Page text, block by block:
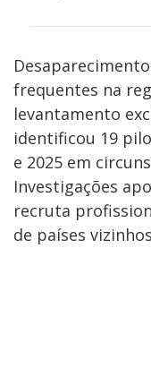
frequentes na
levantamento
identificou 19
e 2025 em
Investigações
recruta
de países